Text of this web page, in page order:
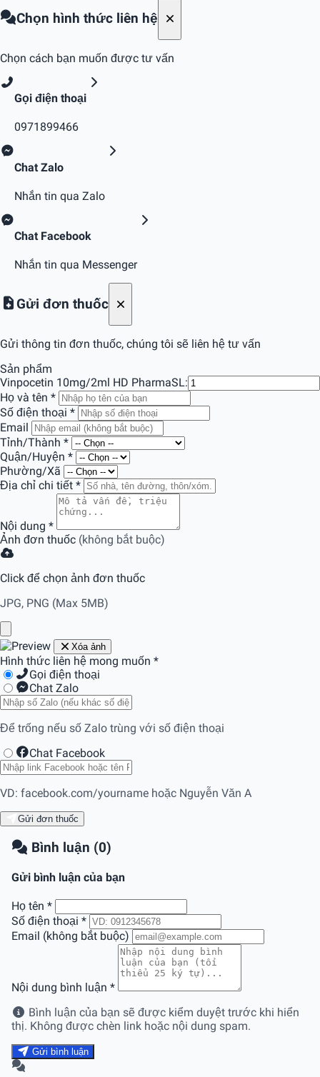
Chọn hình thức liên hệ
Chọn cách bạn muốn được tư vấn
Gọi điện thoại
0971899466
Chat Zalo
Nhắn tin qua Zalo
Chat Facebook
Nhắn tin qua Messenger
Gửi đơn thuốc
Gửi thông tin đơn thuốc, chúng tôi sẽ liên hệ tư vấn
Sản phẩm
Vinpocetin 10mg/2ml HD PharmaSL:
Họ và tên *
Số điện thoại *
Email
Tỉnh/Thành *
Quận/Huyện *
Phường/Xã
Địa chỉ chi tiết *
Nội dung *
Ảnh đơn thuốc (không bắt buộc)
Click để chọn ảnh đơn thuốc
JPG, PNG (Max 5MB)
Xóa ảnh
Hình thức liên hệ mong muốn *
Gọi điện thoại
Chat Zalo
Để trống nếu số Zalo trùng với số điện thoại
Chat Facebook
VD: facebook.com/yourname hoặc Nguyễn Văn A
Gửi đơn thuốc
Bình luận (0)
Gửi bình luận của bạn
Họ tên *
Số điện thoại *
Email (không bắt buộc)
Nội dung bình luận *
Bình luận của bạn sẽ được kiểm duyệt trước khi hiển
thị. Không được chèn link hoặc nội dung spam.
Gửi bình luận